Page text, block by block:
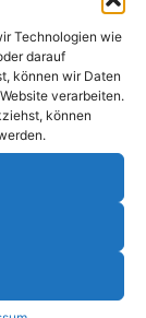
Technologien wie
darauf
können wir Daten
verarbeiten.
können
Str, 67065
Str, 67065